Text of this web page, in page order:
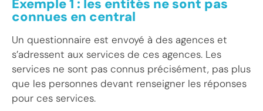
Exemple 1 : les entités ne sont pas
connues en central
Un questionnaire est envoyé à des agences et
s’adressent aux services de ces agences. Les
services ne sont pas connus précisément, pas plus
que les personnes devant renseigner les réponses
pour ces services.